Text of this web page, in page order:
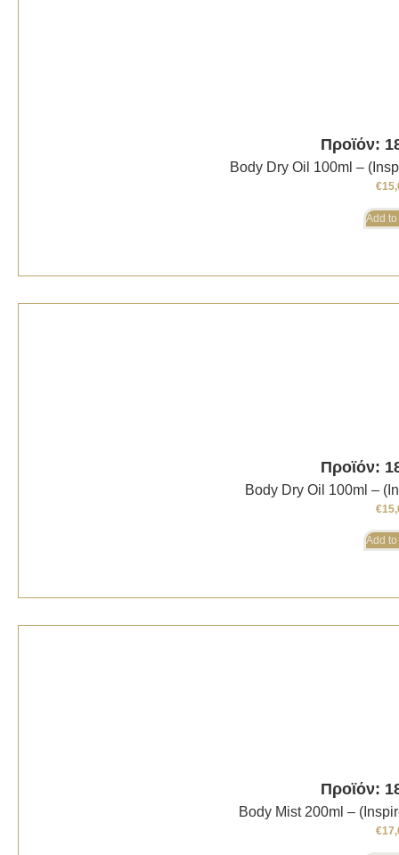
Προϊόν:
Body Dry Oil 100ml –
€
Add
Προϊόν:
Body Dry Oil 100ml –
€
Add
Προϊόν:
Body Mist 200ml –
€